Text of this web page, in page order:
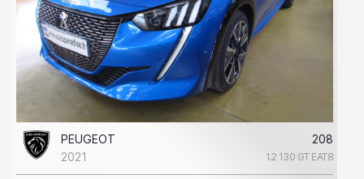
PEUGEOT
208
2021
1.2 130 GT EAT8